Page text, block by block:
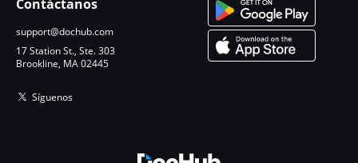
Contáctanos
support@dochub.com
17 Station St., Ste. 303
Brookline, MA 02445
Síguenos